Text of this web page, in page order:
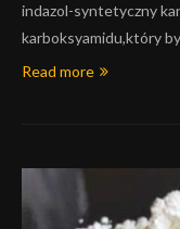
indazol-syntetyczny
karboksyamidu,który
Read more